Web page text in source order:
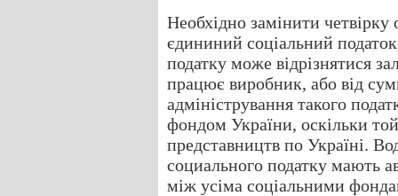
Необхідно замінити четвірку
єдининий соціальний
податку може відрізнятися
працює виробник, або від
адміністрування такого
фондом України, оскільки
представництв по Україні.
социального податку мають
між усіма соціальними